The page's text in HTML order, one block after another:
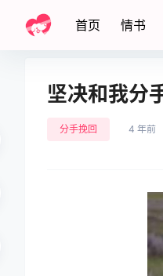
首页 情书
坚决和我分
分手挽回 4 年前